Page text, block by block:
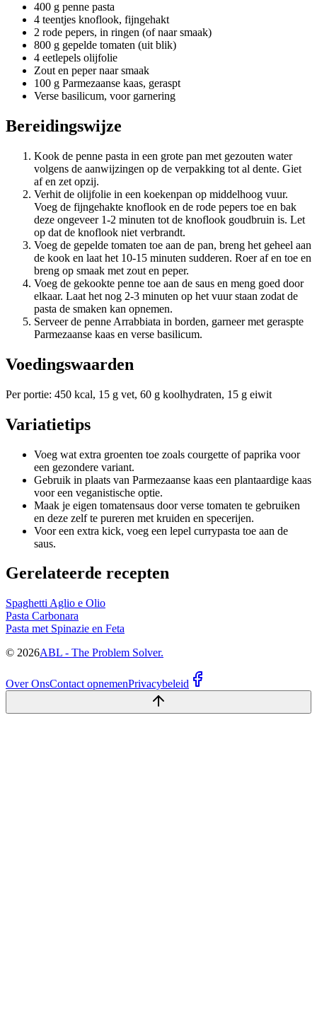
400 g penne pasta
4 teentjes knoflook, fijngehakt
2 rode pepers, in ringen (of naar smaak)
800 g gepelde tomaten (uit blik)
4 eetlepels olijfolie
Zout en peper naar smaak
100 g Parmezaanse kaas, geraspt
Verse basilicum, voor garnering
Bereidingswijze
Kook de penne pasta in een grote pan met gezouten water
volgens de aanwijzingen op de verpakking tot al dente. Giet
af en zet opzij.
Verhit de olijfolie in een koekenpan op middelhoog vuur.
Voeg de fijngehakte knoflook en de rode pepers toe en bak
deze ongeveer 1-2 minuten tot de knoflook goudbruin is. Let
op dat de knoflook niet verbrandt.
Voeg de gepelde tomaten toe aan de pan, breng het geheel aan
de kook en laat het 10-15 minuten sudderen. Roer af en toe en
breng op smaak met zout en peper.
Voeg de gekookte penne toe aan de saus en meng goed door
elkaar. Laat het nog 2-3 minuten op het vuur staan zodat de
pasta de smaken kan opnemen.
Serveer de penne Arrabbiata in borden, garneer met geraspte
Parmezaanse kaas en verse basilicum.
Voedingswaarden
Per portie: 450 kcal, 15 g vet, 60 g koolhydraten, 15 g eiwit
Variatietips
Voeg wat extra groenten toe zoals courgette of paprika voor
een gezondere variant.
Gebruik in plaats van Parmezaanse kaas een plantaardige kaas
voor een veganistische optie.
Maak je eigen tomatensaus door verse tomaten te gebruiken
en deze zelf te pureren met kruiden en specerijen.
Voor een extra kick, voeg een lepel currypasta toe aan de
saus.
Gerelateerde recepten
Spaghetti Aglio e Olio
Pasta Carbonara
Pasta met Spinazie en Feta
© 2026ABL - The Problem Solver.
Over OnsContact opnemenPrivacybeleid